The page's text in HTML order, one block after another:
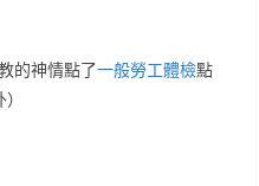
的神情點了一般勞工體檢點